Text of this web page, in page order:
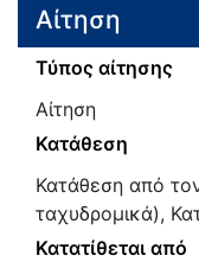
Αίτηση
Τύπος αίτησης
Αίτηση
Κατάθεση
Κατάθεση από
ταχυδρομικά),
Κατατίθεται από